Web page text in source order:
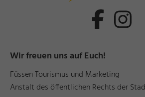
Wir freuen uns auf Euch!
Füssen Tourismus und Marketing
Anstalt des öffentlichen Rechts der